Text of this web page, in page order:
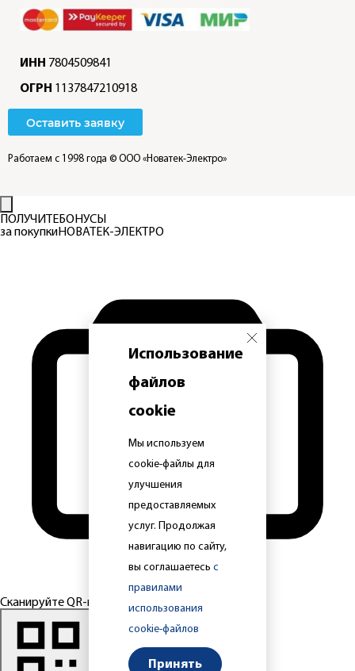
ИНН 7804509841
ОГРН 1137847210918
Оставить заявку
Работаем с 1998 года © ООО «Новатек-Электро»
Использование
файлов
cookie
Мы используем
cookie-файлы для
улучшения
предоставляемых
услуг. Продолжая
навигацию по сайту,
вы соглашаетесь с
правилами
использования
cookie-файлов
Принять
ПОЛУЧИТЕБОНУСЫ
за покупкиНОВАТЕК-ЭЛЕКТРО
Сканируйте QR-код